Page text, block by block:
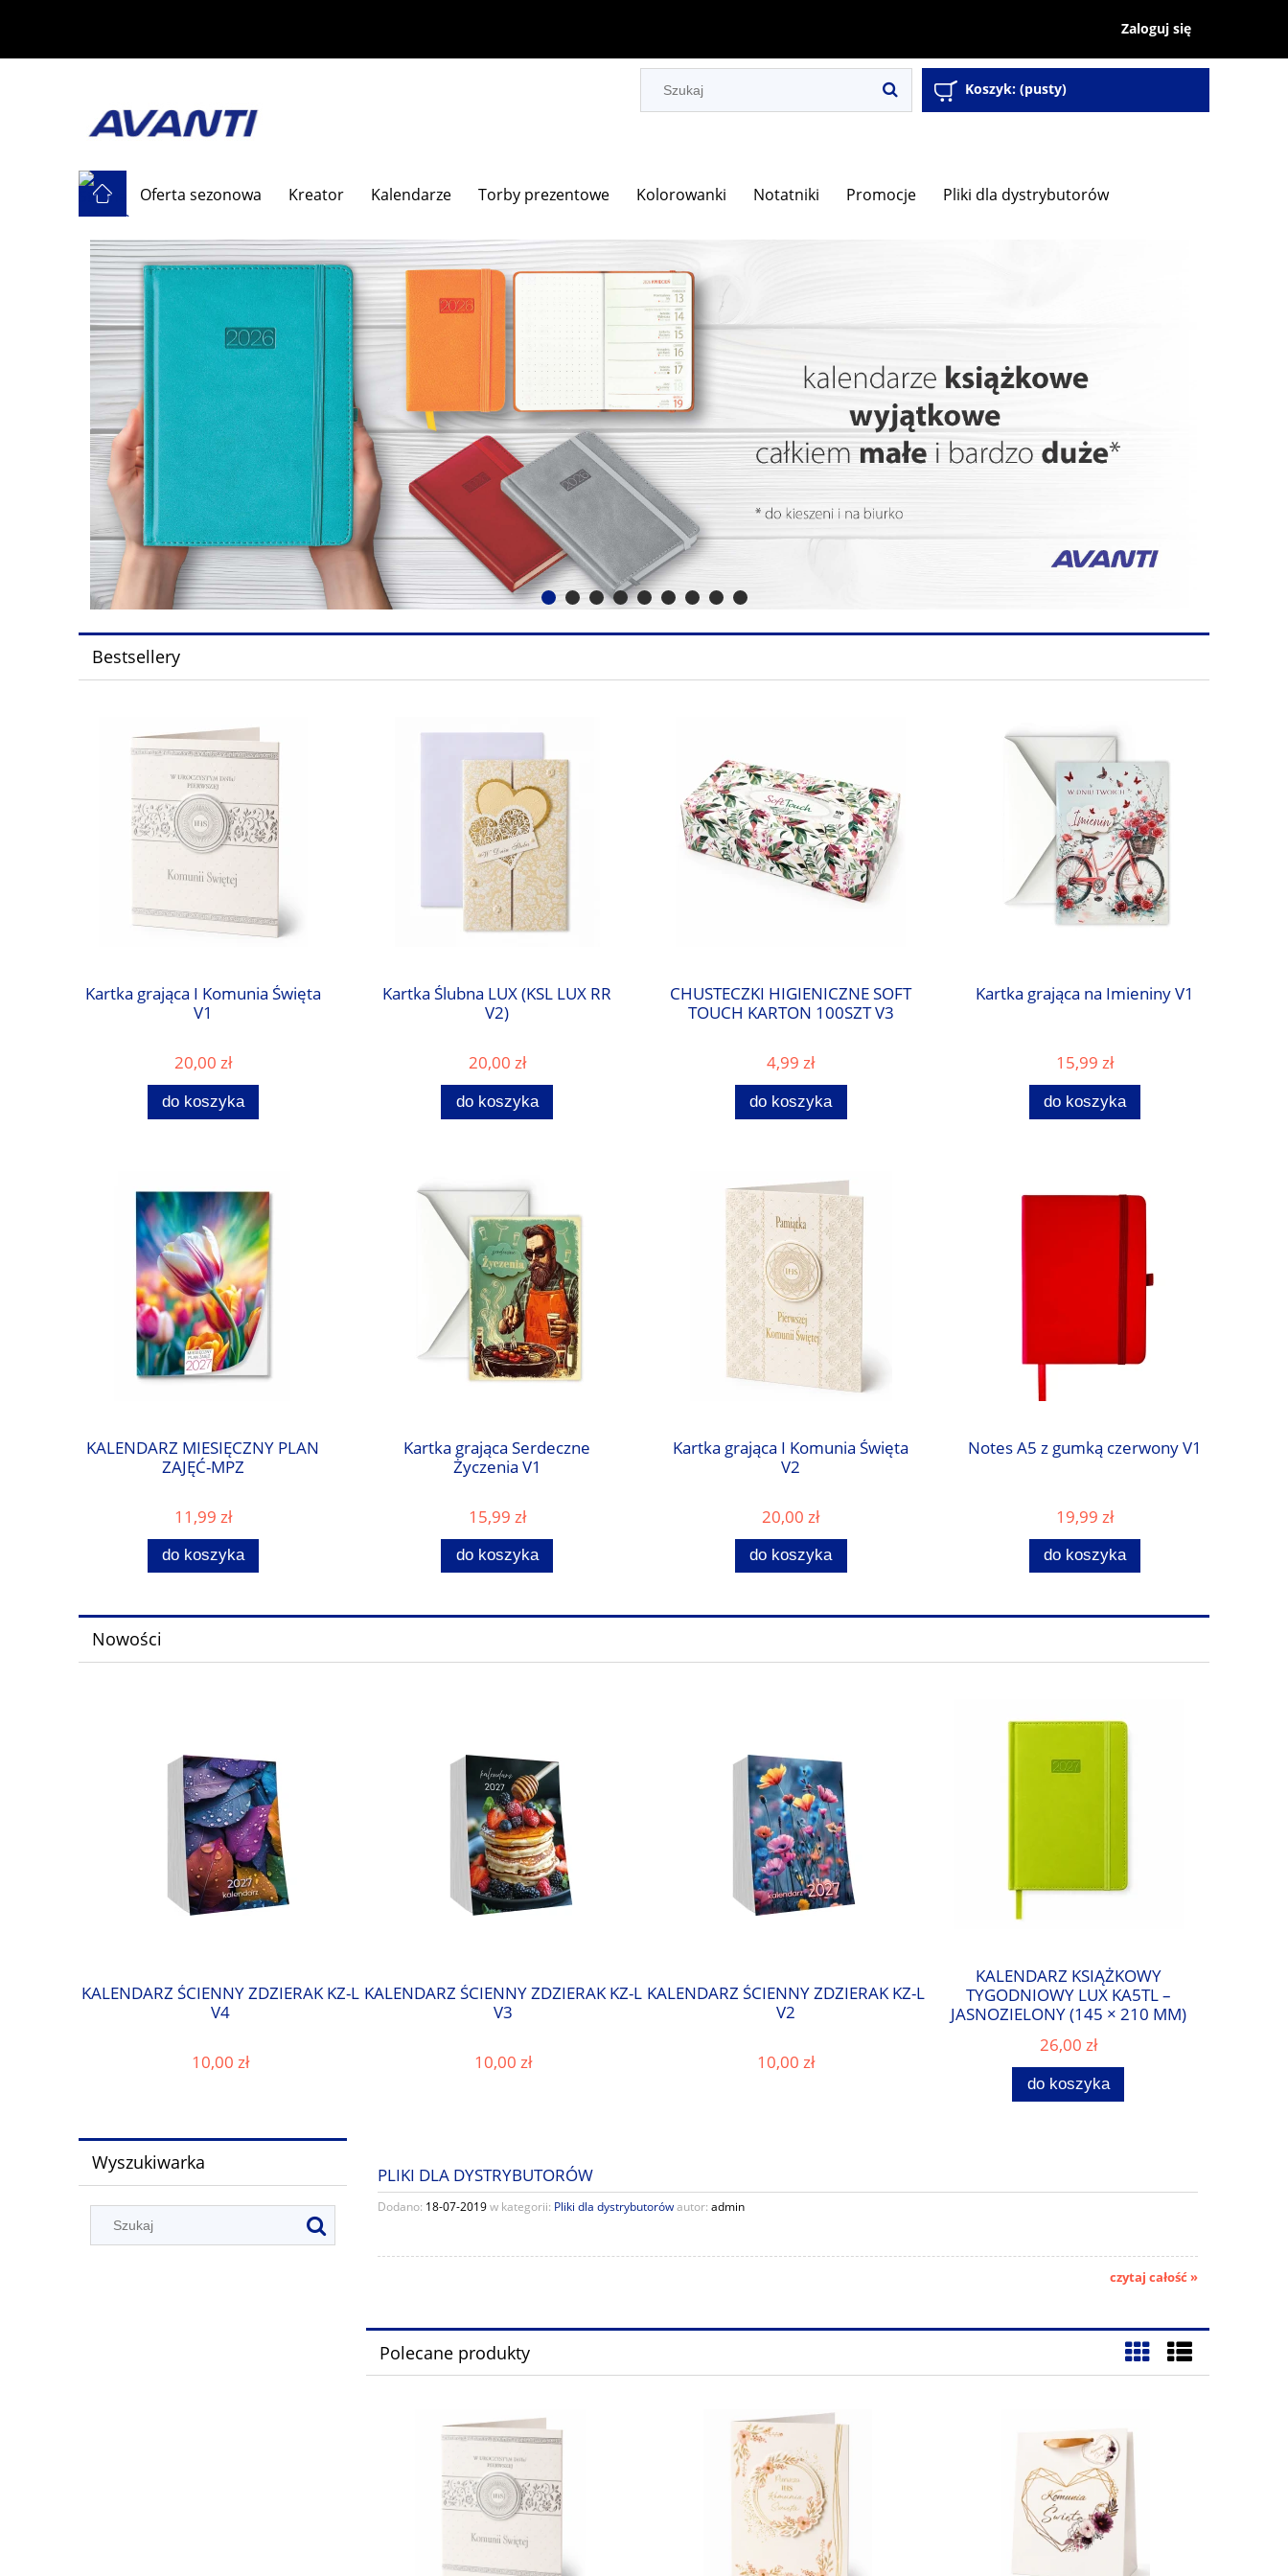
Zaloguj się
Koszyk: (pusty)
Oferta sezonowa Kreator Kalendarze Torby prezentowe Kolorowanki Notatniki Promocje Pliki dla dystrybutorów
Bestsellery
Kartka grająca I Komunia Święta
V1
20,00 zł
do koszyka
Kartka Ślubna LUX (KSL LUX RR
V2)
20,00 zł
do koszyka
CHUSTECZKI HIGIENICZNE SOFT
TOUCH KARTON 100SZT V3
4,99 zł
do koszyka
Kartka grająca na Imieniny V1
15,99 zł
do koszyka
KALENDARZ MIESIĘCZNY PLAN
ZAJĘĆ-MPZ
11,99 zł
do koszyka
Kartka grająca Serdeczne
Życzenia V1
15,99 zł
do koszyka
Kartka grająca I Komunia Święta
V2
20,00 zł
do koszyka
Notes A5 z gumką czerwony V1
19,99 zł
do koszyka
Nowości
KALENDARZ ŚCIENNY ZDZIERAK KZ-L
V4
10,00 zł
KALENDARZ ŚCIENNY ZDZIERAK KZ-L
V3
10,00 zł
KALENDARZ ŚCIENNY ZDZIERAK KZ-L
V2
10,00 zł
KALENDARZ KSIĄŻKOWY
TYGODNIOWY LUX KA5TL –
JASNOZIELONY (145 × 210 MM)
26,00 zł
do koszyka
Wyszukiwarka
PLIKI DLA DYSTRYBUTORÓW
Dodano: 18-07-2019w kategorii: Pliki dla dystrybutorówautor: admin
czytaj całość »
Polecane produkty